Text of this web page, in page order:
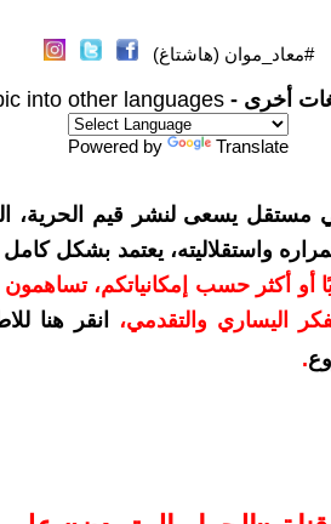
#معاد_موان (هاشتاغ)
أخرى - into other languages
Powered by Translate
يسعى لنشر قيم الحرية،
واستقلاليته، يعتمد بشكل
دولارات سنويًا أو أكثر حسب إمكانياتكم،
اليساري والتقدمي،
انقر هنا
.